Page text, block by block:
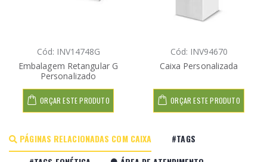
Cód: INV14748G
Embalagem Retangular G
Personalizado
ORÇAR ESTE PRODUTO
Cód: INV94670
Caixa Personalizada
ORÇAR ESTE PRODUTO
PÁGINAS RELACIONADAS COM CAIXA
#TAGS